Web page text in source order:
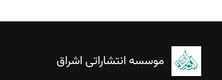
موسسه انتشاراتی اشراق